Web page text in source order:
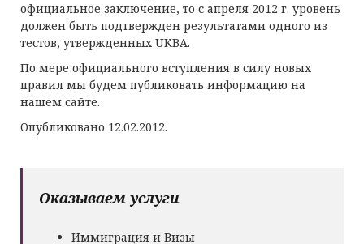
официальное заключение, то с апреля 2012 г. уровень
должен быть подтвержден результатами одного из
тестов, утвержденных UKBA.
По мере официального вступления в силу новых
правил мы будем публиковать информацию на
нашем сайте.
Опубликовано 12.02.2012.
Оказываем услуги
Иммиграция и Визы